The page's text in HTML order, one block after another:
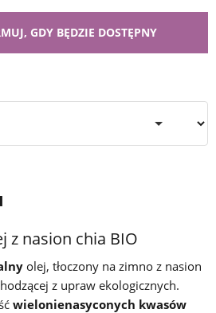
z nasion chia BIO
olej, tłoczony na zimno z nasion
z upraw ekologicznych.
wielonienasyconych kwasów